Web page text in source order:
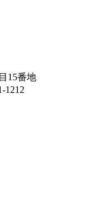
15番地
1212